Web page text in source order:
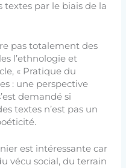
textes par le biais de la
pas totalement des
l’ethnologie et
« Pratique du
: une perspective
demandé si
textes n’est pas un
est intéressante car
vécu social, du terrain